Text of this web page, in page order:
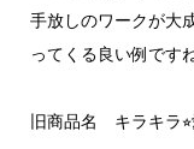
手放しのワークが大
ってくる良い例です
旧商品名 キラキラ